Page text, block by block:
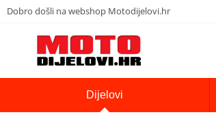
Dobro došli na webshop Motodijelovi.hr
Dijelovi